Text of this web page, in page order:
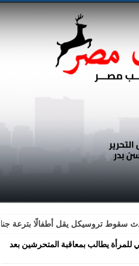
سقوط تروسيكل يقل أطفالًا بترعة
للمرأة يطالب بمعاقبة المتحرشين بعد